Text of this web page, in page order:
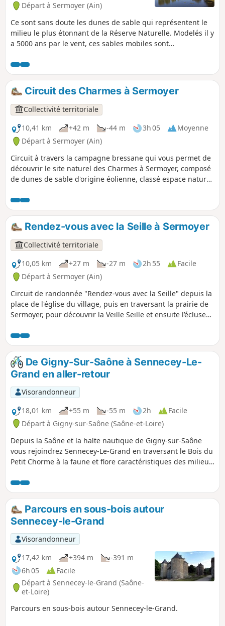
Départ à Sermoyer (Ain)
Ce sont sans doute les dunes de sable qui représentent le
milieu le plus étonnant de la Réserve Naturelle. Modelés il y
a 5000 ans par le vent, ces sables mobiles sont
les espèces adaptées aux milieux arides arrivent à les
coloniser. À quelques mètres de ce milieu désertique,
s’étend sur 5 à 6 ha un terrain gorgé d’eau : c’est une
tourbière boisée dont la présence à seulement 200 m
d’altitude est étonnante. Un troisième milieu très différent
s’observe non loin de là, c’est l’Étang Fouget, dont le marais
alentour prend la forme d’un labyrinthe végétal et attire de
nombreux oiseaux.
Circuit des Charmes à Sermoyer
Collectivité territoriale
10,41 km
+42 m -44 m 3h 05
Moyenne
Départ à Sermoyer (Ain)
Circuit à travers la campagne bressane qui vous permet de
découvrir le site naturel des Charmes à Sermoyer, composé
de dunes de sable d'origine éolienne, classé espace naturel
des Charmes (dunes de sable), l’étang de Groizenière et le
bois. Ne manquez pas une petite halte au comptoir des
dunes pour vous restaurez ou vous désaltérez !
Rendez-vous avec la Seille à Sermoyer
Collectivité territoriale
10,05 km
+27 m -27 m 2h 55
Facile
Départ à Sermoyer (Ain)
Circuit de randonnée "Rendez-vous avec la Seille" depuis la
place de l'église du village, puis en traversant la prairie de
Sermoyer, pour découvrir la Veille Seille et ensuite l’écluse
Saône est le domaine de la prairie inondable qui s’étend à
perte de vue. Riche en espèces végétales, elle offre au fil
des saisons une succession de couleurs. Dès avril, après les
crues, le violet domine grâce à la floraison de la fritillaire
pintade, de la cardamine des prés, du lychnis fleur de
coucou. La Seille est une délicieuse voie d’eau, peu connue.
Elle serpente à travers les champs et les bosquets qui la
bordent sur lesquels sont élevés les célèbres poulets de
Bresse. Les endroits pour amarrer y sont nombreux et
plaisants... et souvent proches d'auberges au bord de l'eau.
La Vieille Seille correspond à un ancien lit de la Seille que
l’histoire à transformé en bras mort alimenté
épisodiquement en période de crue.
De Gigny-Sur-Saône à Sennecey-Le-
Grand en aller-retour
Visorandonneur
18,01 km
+55 m -55 m 2h
Facile
Départ à Gigny-sur-Saône (Saône-et-Loire)
Depuis la Saône et la halte nautique de Gigny-sur-Saône
vous rejoindrez Sennecey-Le-Grand en traversant le Bois du
Petit Chorme à la faune et flore caractéristiques des milieux
Grand, et admiré l'église Romane de Saint-Julien, vous
arriverez au Parc de Ruffey : découverte de l'arboretum et
du verger conservatoire...
Parcours en sous-bois autour
Sennecey-le-Grand
Visorandonneur
17,42 km
+394 m
-391 m
6h 05
Facile
Départ à Sennecey-le-Grand (Saône-
et-Loire)
Parcours en sous-bois autour Sennecey-le-Grand.